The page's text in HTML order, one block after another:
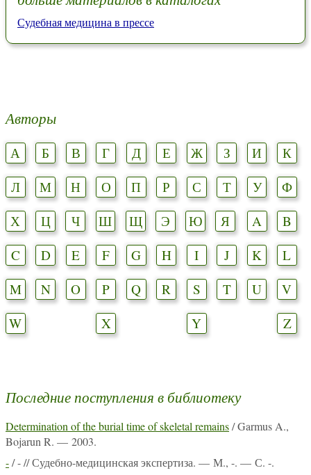
Судебная медицина в прессе
Авторы
А Б В Г Д Е Ж З И
К
Л
М Н О П Р С Т У
Ф
Х
Ц Ч Ш Щ Э Ю Я A
B
C
D E F G H I J K
L
M
N O P Q R S T U
V
W
X Y Z
Последние поступления в библиотеку
Determination of the burial time of skeletal remains/ Garmus A.,
Bojarun R. — 2003.
-/ - // Судебно-медицинская экспертиза. — М., -. — С. -.